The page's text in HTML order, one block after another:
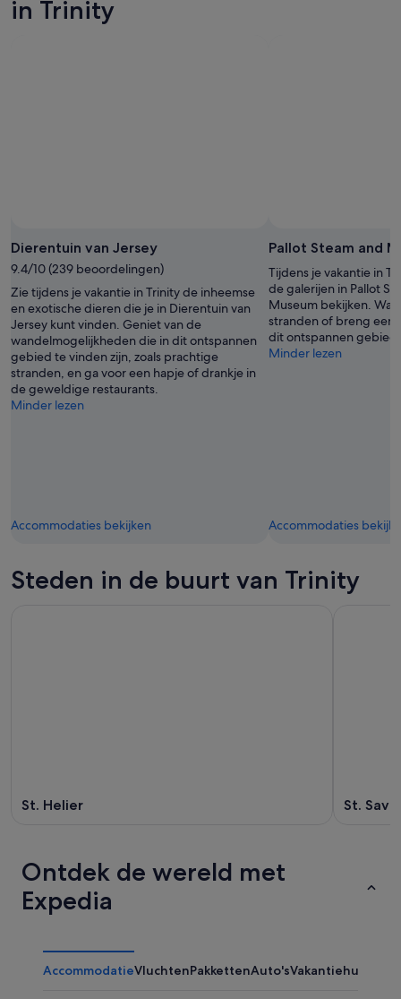
bekijken
9
7
in Trinity
Dierentuin van Jersey
9.4/10 (239 beoordelingen)
Zie tijdens je vakantie in Trinity de inheemse
en exotische dieren die je in Dierentuin van
Jersey kunt vinden. Geniet van de
wandelmogelijkheden die in dit ontspannen
gebied te vinden zijn, zoals prachtige
stranden, en ga voor een hapje of drankje in
de geweldige restaurants.
Minder lezen
Accommodaties bekijken
Pallot Steam and
Tijdens je vakantie in
de galerijen in Pallot
Museum bekijken.
stranden of breng een
dit ontspannen gebied.
Minder lezen
Accommodaties
Steden in de buurt van Trinity
St. Helier St.
Ontdek de wereld met
Expedia
AccommodatieVluchtenPakkettenAuto'sVakantiehuizen